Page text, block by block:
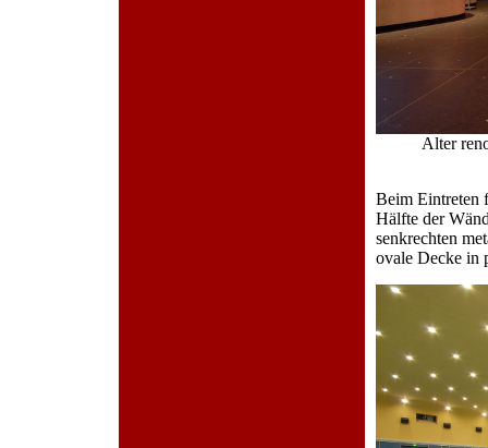
Alter
Beim Eintreten
Hälfte der
senkrechten
ovale Decke in